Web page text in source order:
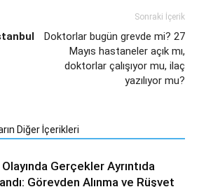
Sonraki İçerik
Doktorlar bugün grevde mi? 27
Mayıs hastaneler açık mı,
doktorlar çalışıyor mu, ilaç
yazılıyor mu?
Diğer İçerikleri
Olayında Gerçekler Ayrıntıda
Görevden Alınma ve Rüşvet